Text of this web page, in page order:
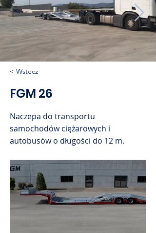
< Wstecz
FGM 26
Naczepa do transportu
samochodów ciężarowych i
autobusów o długości do 12 m.